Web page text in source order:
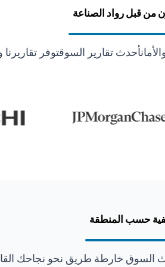
من قبل رواد الصناعة
تقارير السوقتوفر
حسب المنطقة
السوق خارطة طريق نحو نجاحك